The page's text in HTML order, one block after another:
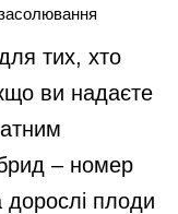
тих, хто
ви надаєте
– номер
плоди